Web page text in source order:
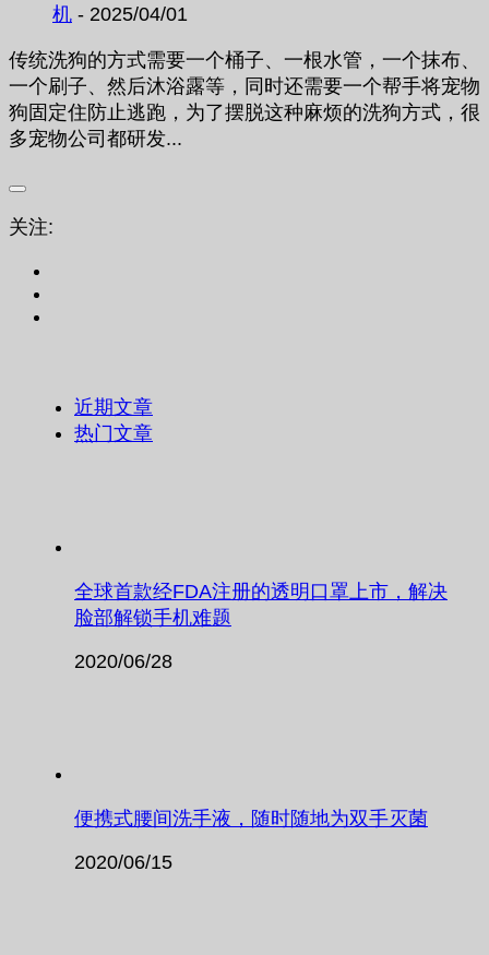
机 - 2025/04/01
传统洗狗的方式需要一个桶子、一根水管，一个抹布、
一个刷子、然后沐浴露等，同时还需要一个帮手将宠物
狗固定住防止逃跑，为了摆脱这种麻烦的洗狗方式，很
多宠物公司都研发...
关注:
近期文章
热门文章
全球首款经FDA注册的透明口罩上市，解决
脸部解锁手机难题
2020/06/28
便携式腰间洗手液，随时随地为双手灭菌
2020/06/15